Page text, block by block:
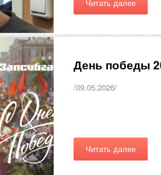
Читать далее
День победы
/09.05.2026/
Читать далее